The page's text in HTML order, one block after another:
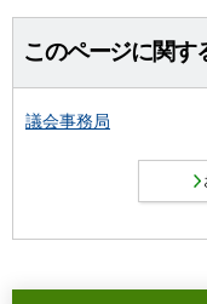
このページに関す
議会事務局